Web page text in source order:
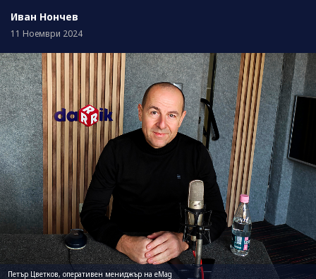
Иван Нончев
11 Ноември 2024
Петър Цветков, оперативен мениджър на eMag